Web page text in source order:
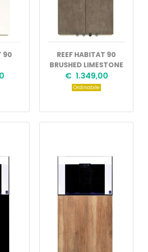
90
REEF HABITAT 90
BRUSHED LIMESTONE
€ 1.349,00
Ordinabile